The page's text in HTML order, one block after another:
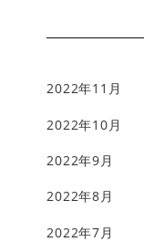
2022年11月
2022年10月
2022年9月
2022年8月
2022年7月